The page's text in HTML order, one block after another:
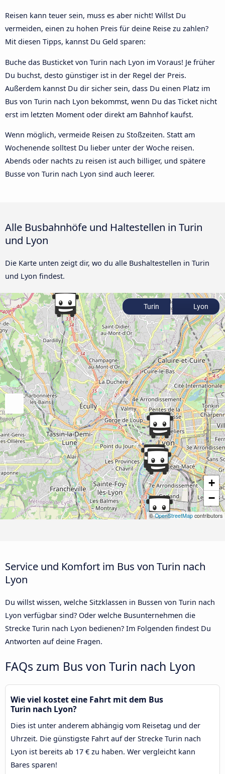
Reisen kann teuer sein, muss es aber nicht! Willst Du
vermeiden, einen zu hohen Preis für deine Reise zu zahlen?
Mit diesen Tipps, kannst Du Geld sparen:
Buche das Busticket von Turin nach Lyon im Voraus! Je früher
Du buchst, desto günstiger ist in der Regel der Preis.
Außerdem kannst Du dir sicher sein, dass Du einen Platz im
Bus von Turin nach Lyon bekommst, wenn Du das Ticket nicht
erst im letzten Moment oder direkt am Bahnhof kaufst.
Wenn möglich, vermeide Reisen zu Stoßzeiten. Statt am
Wochenende solltest Du lieber unter der Woche reisen.
Abends oder nachts zu reisen ist auch billiger, und spätere
Busse von Turin nach Lyon sind auch leerer.
Alle Busbahnhöfe und Haltestellen in Turin
und Lyon
Die Karte unten zeigt dir, wo du alle Bushaltestellen in Turin
und Lyon findest.
+
−
©OpenStreetMap contributors
Turin Lyon
Service und Komfort im Bus von Turin nach
Lyon
Du willst wissen, welche Sitzklassen in Bussen von Turin nach
Lyon verfügbar sind? Oder welche Busunternehmen die
Strecke Turin nach Lyon bedienen? Im Folgenden findest Du
Antworten auf deine Fragen.
FAQs zum Bus von Turin nach Lyon
Wie viel kostet eine Fahrt mit dem Bus
Turin nach Lyon?
Dies ist unter anderem abhängig vom Reisetag und der
Uhrzeit. Die günstigste Fahrt auf der Strecke Turin nach
Lyon ist bereits ab 17 € zu haben. Wer vergleicht kann
Bares sparen!